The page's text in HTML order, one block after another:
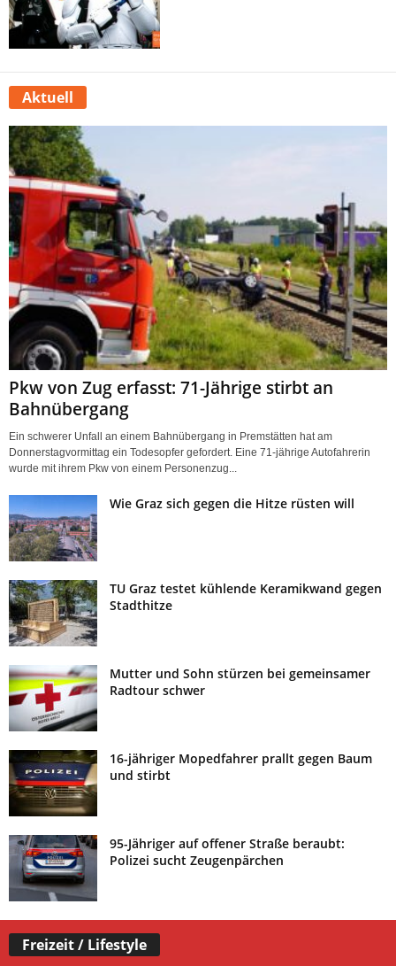
Aktuell
Pkw von Zug erfasst: 71-Jährige stirbt an
Bahnübergang
Ein schwerer Unfall an einem Bahnübergang in Premstätten hat am
Donnerstagvormittag ein Todesopfer gefordert. Eine 71-jährige Autofahrerin
wurde mit ihrem Pkw von einem Personenzug...
Wie Graz sich gegen die Hitze rüsten will
TU Graz testet kühlende Keramikwand gegen
Stadthitze
Mutter und Sohn stürzen bei gemeinsamer
Radtour schwer
16-jähriger Mopedfahrer prallt gegen Baum
und stirbt
95-Jähriger auf offener Straße beraubt:
Polizei sucht Zeugenpärchen
Freizeit / Lifestyle